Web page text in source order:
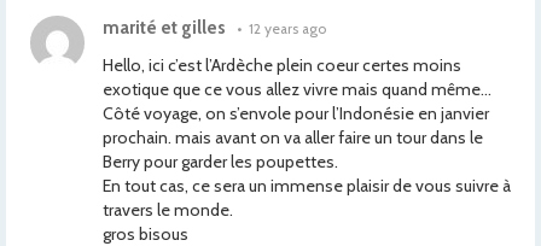
marité et gilles • 12 years ago
Hello, ici c’est l’Ardèche plein coeur certes moins
exotique que ce vous allez vivre mais quand même…
Côté voyage, on s’envole pour l’Indonésie en janvier
prochain. mais avant on va aller faire un tour dans le
Berry pour garder les poupettes.
En tout cas, ce sera un immense plaisir de vous suivre à
travers le monde.
gros bisous